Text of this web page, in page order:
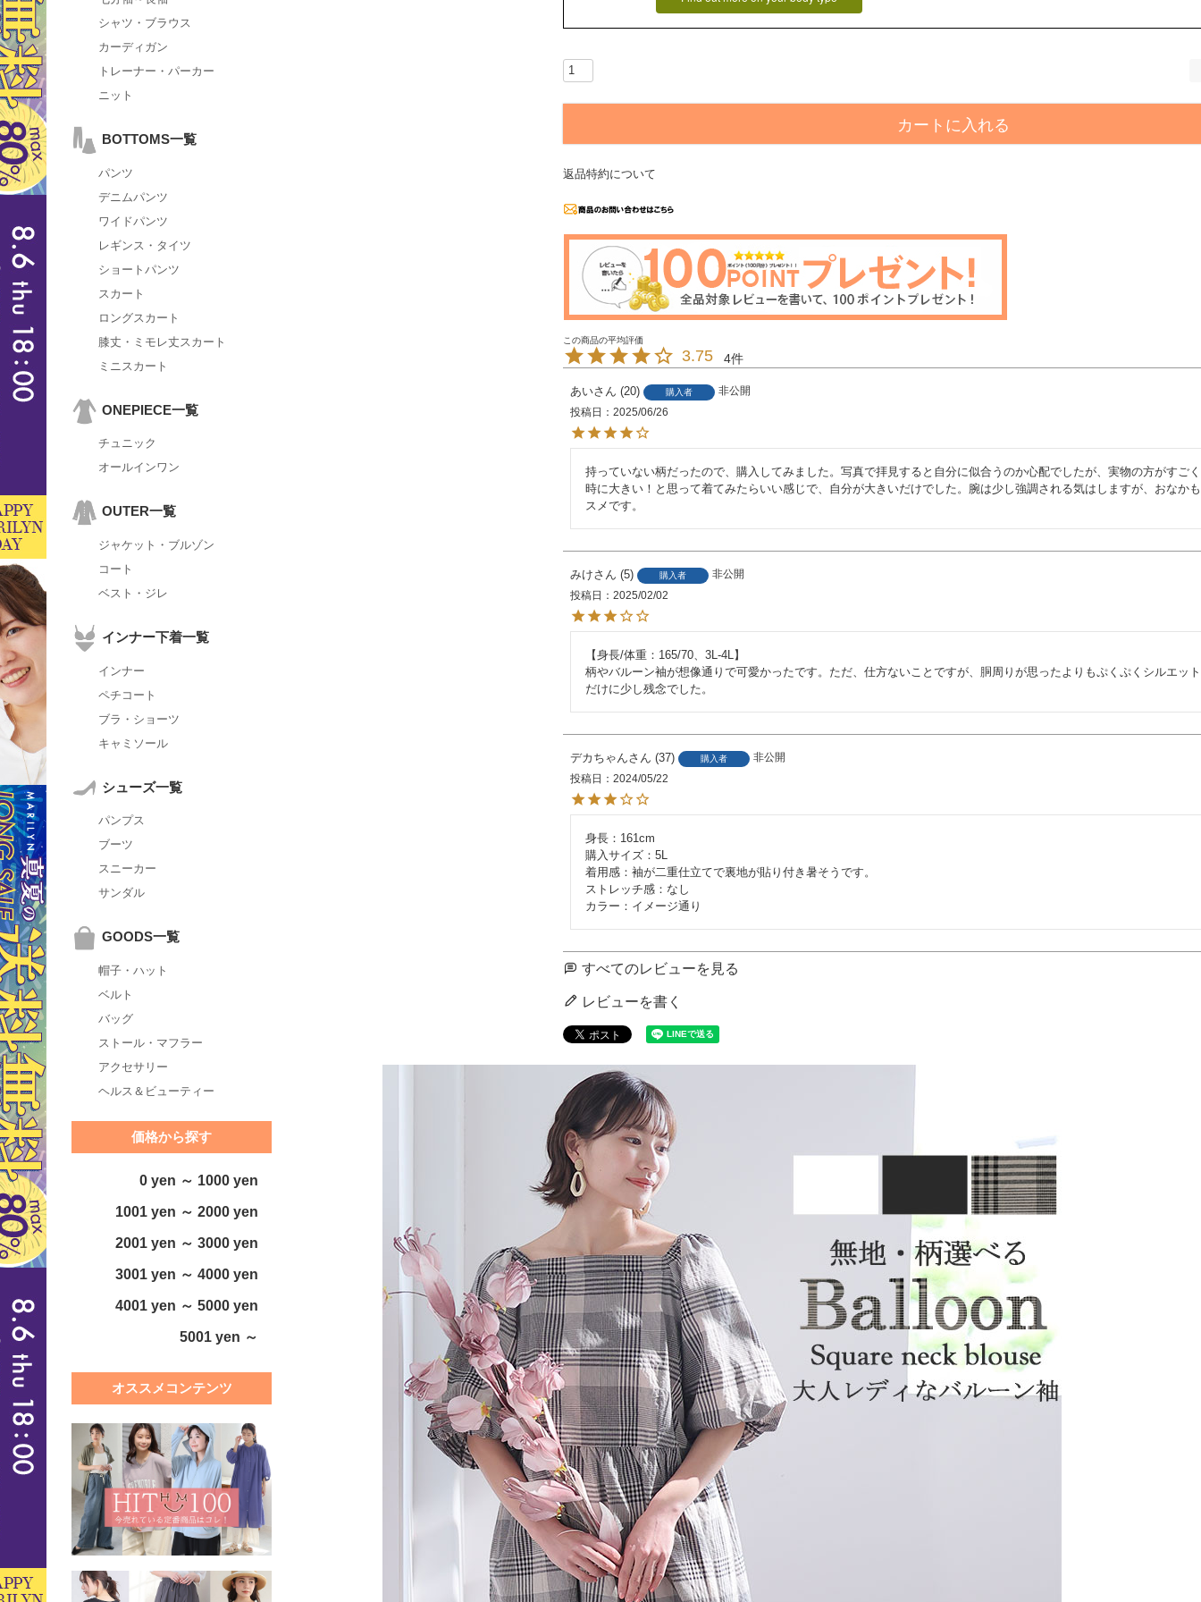
シャツ・ブラウス
カーディガン
トレーナー・パーカー
ニット
BOTTOMS一覧
パンツ
デニムパンツ
ワイドパンツ
レギンス・タイツ
ショートパンツ
スカート
ロングスカート
膝丈・ミモレ丈スカート
ミニスカート
ONEPIECE一覧
チュニック
オールインワン
OUTER一覧
ジャケット・ブルゾン
コート
ベスト・ジレ
インナー下着一覧
インナー
ペチコート
ブラ・ショーツ
キャミソール
シューズ一覧
パンプス
ブーツ
スニーカー
サンダル
GOODS一覧
帽子・ハット
ベルト
バッグ
ストール・マフラー
アクセサリー
ヘルス＆ビューティー
価格から探す
0 yen ～ 1000 yen
1001 yen ～ 2000 yen
2001 yen ～ 3000 yen
3001 yen ～ 4000 yen
4001 yen ～ 5000 yen
5001 yen ～
オススメコンテンツ
カートに入れる
返品特約について
3.75 4
あい 20 購入者
非公開
投稿日
2025/06/26
持っていない柄だったので、購入してみました。写真で拝見すると自分に似合うのか心配でしたが、実物の方がすご
時に大きい！と思って着てみたらいい感じで、自分が大きいだけでした。腕は少し強調される気はしますが、おなか
スメです。
みけ 5 購入者
非公開
投稿日
2025/02/02
【身長/体重：165/70、3L-4L】
柄やバルーン袖が想像通りで可愛かったです。ただ、仕方ないことですが、胴周りが思ったよりもぷくぷくシルエ
だけに少し残念でした。
デカちゃん 37 購入者
非公開
投稿日
2024/05/22
身長：161cm
購入サイズ：5L
着用感：袖が二重仕立てで裏地が貼り付き暑そうです。
ストレッチ感：なし
カラー：イメージ通り
すべてのレビューを見る
レビューを書く